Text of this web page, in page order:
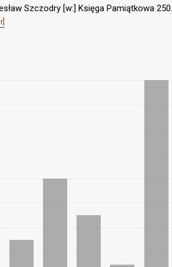
Szczodry [w:] Księga Pamiątkowa